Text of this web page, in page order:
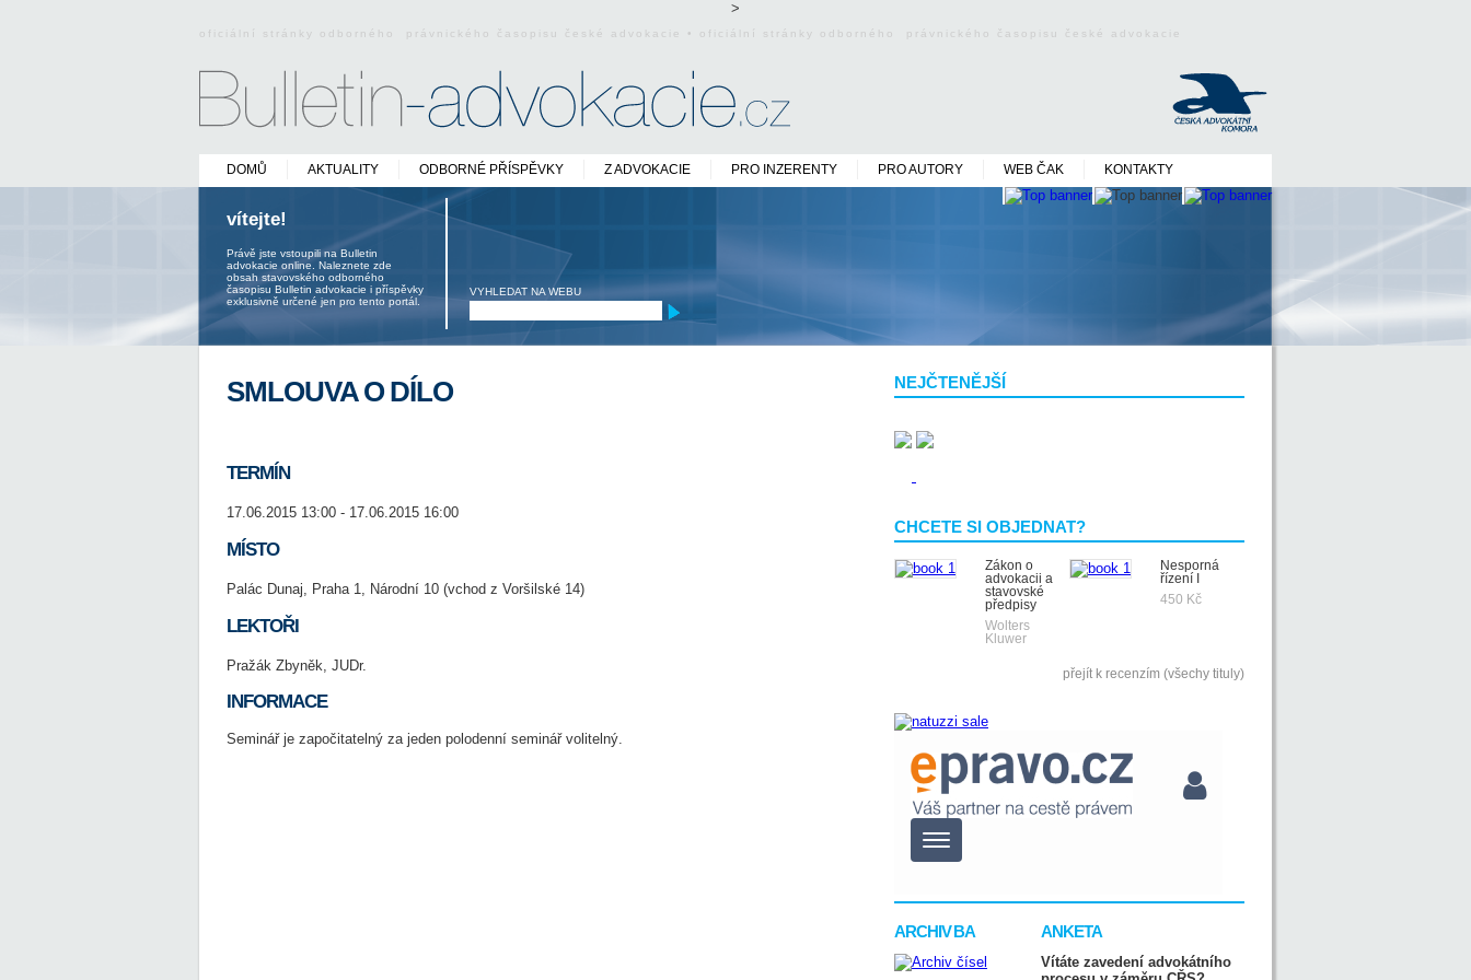
>
oficiální stránky odborného právnického časopisu české advokacie • oficiální stránky odborného právnického časopisu české advokacie
DOMŮ AKTUALITY ODBORNÉ PŘÍSPĚVKY Z ADVOKACIE PRO INZERENTY PRO AUTORY WEB ČAK KONTAKTY
vítejte!
Právě jste vstoupili na Bulletin
advokacie online. Naleznete zde
obsah stavovského odborného
časopisu Bulletin advokacie i příspěvky
exklusivně určené jen pro tento portál.
VYHLEDAT NA WEBU
NEJČTENĚJŠÍ
CHCETE SI OBJEDNAT?
Zákon o
advokacii a
stavovské
předpisy
Wolters
Kluwer
Nesporná
řízení I
450 Kč
přejít k recenzím (všechy tituly)
ARCHIV BA ANKETA
Vítáte zavedení advokátního
SMLOUVA O DÍLO
TERMÍN
17.06.2015 13:00 - 17.06.2015 16:00
MÍSTO
Palác Dunaj, Praha 1, Národní 10 (vchod z Voršilské 14)
LEKTOŘI
Pražák Zbyněk, JUDr.
INFORMACE
Seminář je započitatelný za jeden polodenní seminář volitelný.